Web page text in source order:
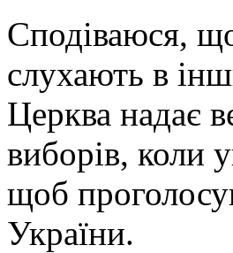
Сподіваюся,
слухають в
Церква надає
виборів, коли
щоб
України.